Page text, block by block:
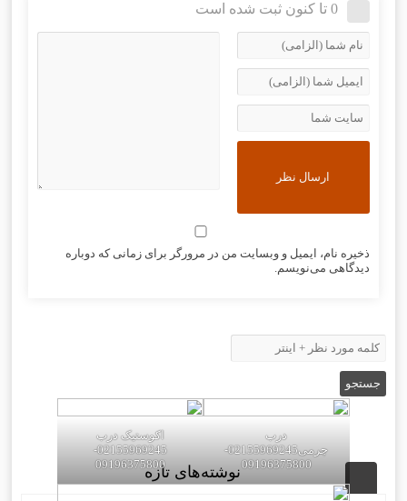
0 تا کنون ثبت شده است
ذخیره نام، ایمیل و وبسایت من در مرورگر برای زمانی که دوباره
دیدگاهی می‌نویسم.
درب
چرمی02155969245-
09196375800
اکوستیک درب
02155969245-
09196375800نوشته‌های تازه